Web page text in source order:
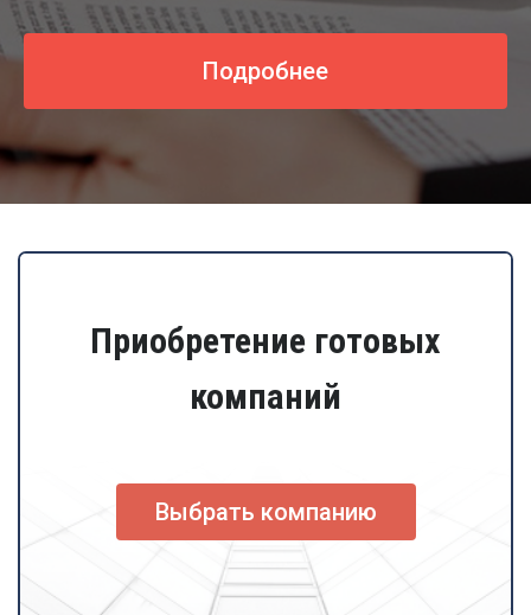
Подробнее
Приобретение готовых
компаний
Выбрать компанию